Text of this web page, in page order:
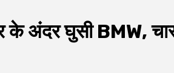
अंदर घुसी BMW,